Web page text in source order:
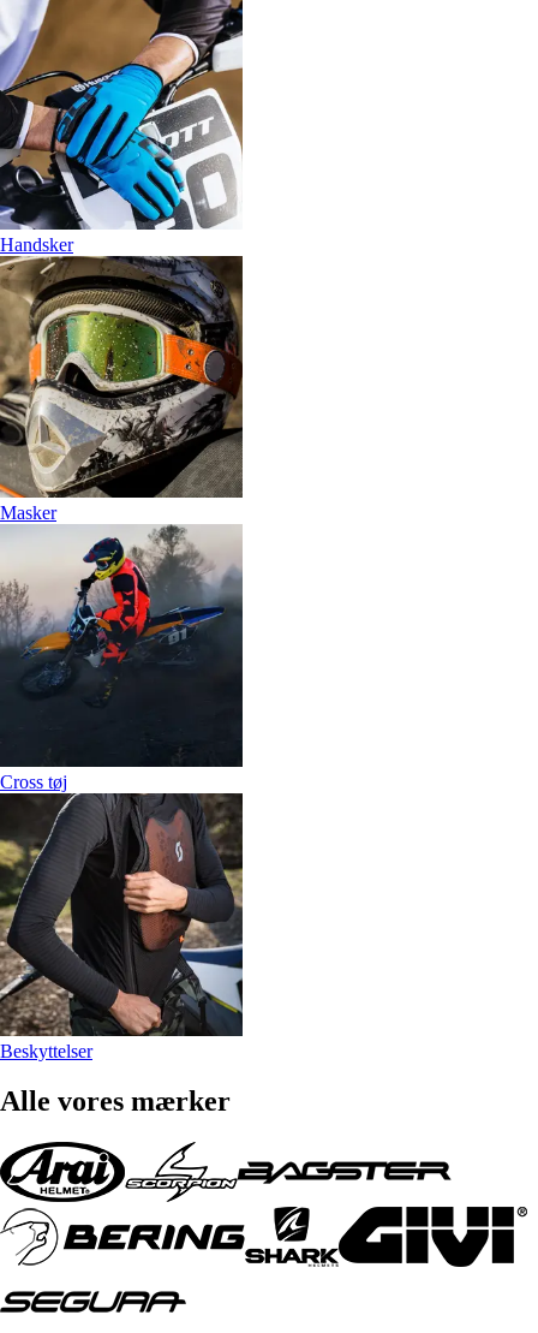
Handsker
Masker
Cross tøj
Beskyttelser
Alle vores mærker